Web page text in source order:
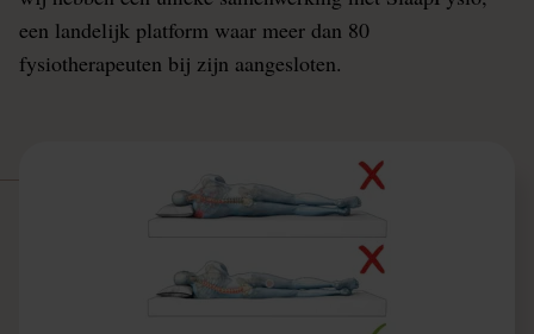
een landelijk platform waar meer dan 80
fysiotherapeuten bij zijn aangesloten.